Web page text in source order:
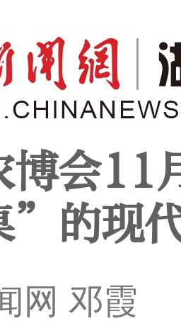
博会
”的现
网 邓霞